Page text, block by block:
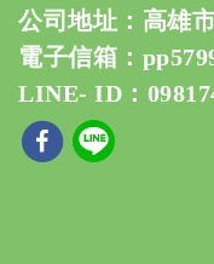
公司地址：高雄
電子信箱：
LINE- ID：